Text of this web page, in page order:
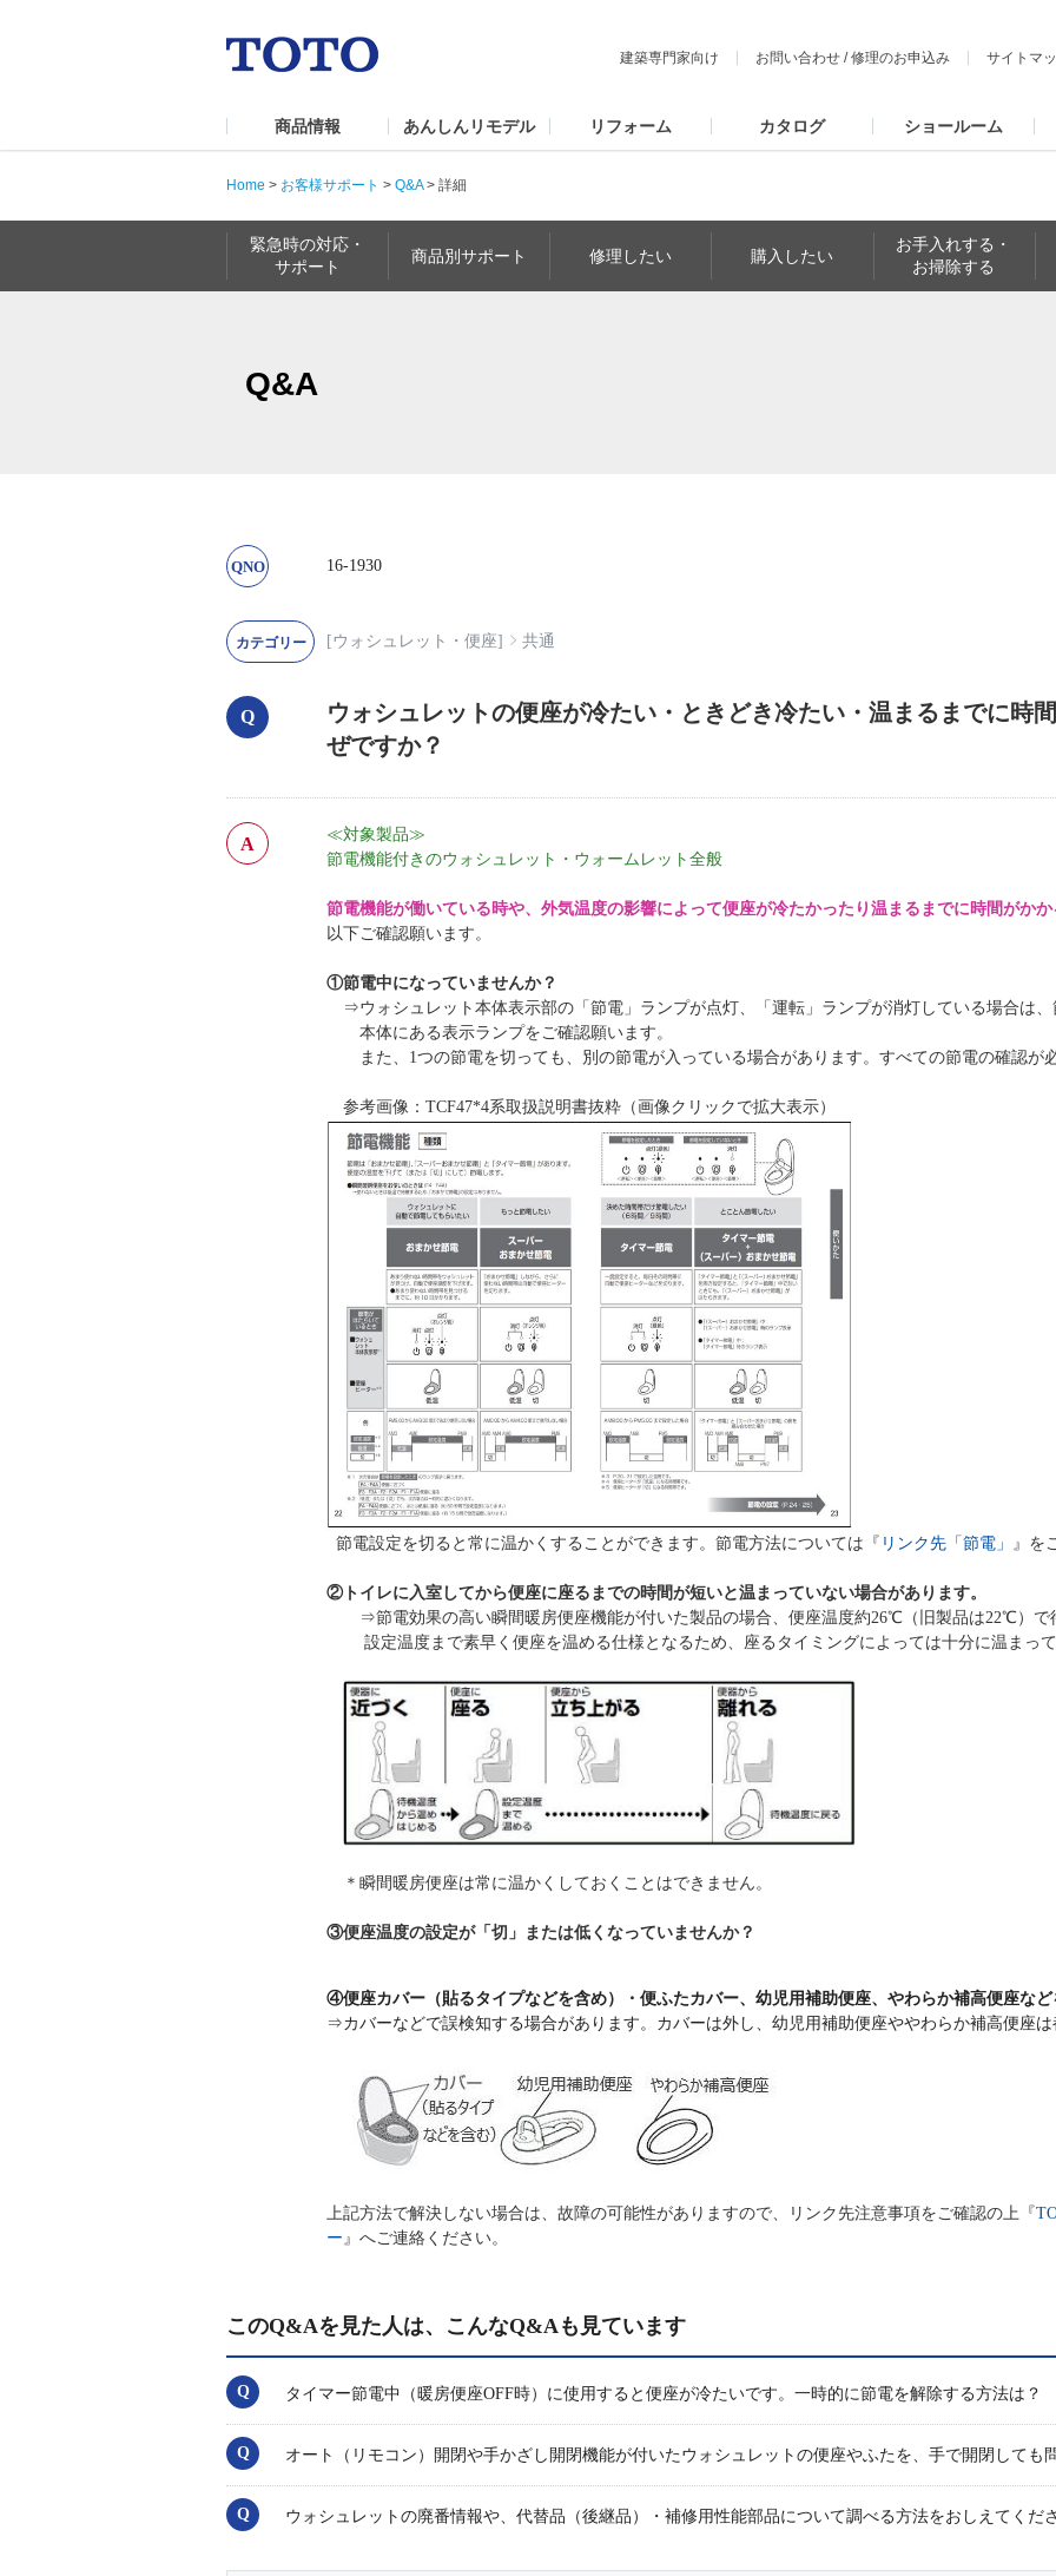
建築専門家向け お問い合わせ /修理のお申込み サイトマ
商品情報 あんしんリモデル リフォーム カタログ ショールーム
Home > お客様サポート > Q&A> 詳細
緊急時の対応・
サポート
商品別サポート 修理したい 購入したい
お手入れする・
お掃除する
Q&A
16-1930
[ウォシュレット・便座] 共通
ウォシュレットの便座が冷たい・ときどき冷たい・温まるまでに時
ぜですか？
≪対象製品≫
節電機能付きのウォシュレット・ウォームレット全般
節電機能が働いている時や、外気温度の影響によって便座が冷たかったり温まるまでに時間がかか
以下ご確認願います。
①節電中になっていませんか？
⇒ウォシュレット本体表示部の「節電」ランプが点灯、「運転」ランプが消灯している場合は、
本体にある表示ランプをご確認願います。
また、1つの節電を切っても、別の節電が入っている場合があります。すべての節電の確認が必
参考画像：TCF47*4系取扱説明書抜粋（画像クリックで拡大表示）
節電設定を切ると常に温かくすることができます。節電方法については『 リンク先「節電」 』を
②トイレに入室してから便座に座るまでの時間が短いと温まっていない場合があります。
⇒節電効果の高い瞬間暖房便座機能が付いた製品の場合、便座温度約26℃（旧製品は22℃）で
設定温度まで素早く便座を温める仕様となるため、座るタイミングによっては十分に温まって
＊瞬間暖房便座は常に温かくしておくことはできません。
③便座温度の設定が「切」または低くなっていませんか？
④便座カバー（貼るタイプなどを含め）・便ふたカバー、幼児用補助便座、やわらか補高便座など
⇒カバーなどで誤検知する場合があります。カバーは外し、幼児用補助便座ややわらか補高便座は
上記方法で解決しない場合は、故障の可能性がありますので、リンク先注意事項をご確認の上『
ー 』へご連絡ください。
このQ&Aを見た人は、こんなQ&Aも見ています
タイマー節電中（暖房便座OFF時）に使用すると便座が冷たいです。一時的に節電を解除する方法は？
オート（リモコン）開閉や手かざし開閉機能が付いたウォシュレットの便座やふたを、手で開閉しても
ウォシュレットの廃番情報や、代替品（後継品）・補修用性能部品について調べる方法をおしえてくださ